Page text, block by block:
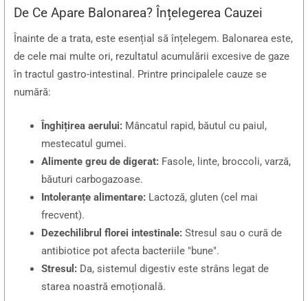
De Ce Apare Balonarea? Înțelegerea Cauzei
Înainte de a trata, este esențial să înțelegem. Balonarea este,
de cele mai multe ori, rezultatul acumulării excesive de gaze
în tractul gastro-intestinal. Printre principalele cauze se
numără:
Înghițirea aerului: Mâncatul rapid, băutul cu paiul,
mestecatul gumei.
Alimente greu de digerat: Fasole, linte, broccoli, varză,
băuturi carbogazoase.
Intoleranțe alimentare: Lactoză, gluten (cel mai
frecvent).
Dezechilibrul florei intestinale: Stresul sau o cură de
antibiotice pot afecta bacteriile "bune".
Stresul: Da, sistemul digestiv este strâns legat de
starea noastră emoțională.